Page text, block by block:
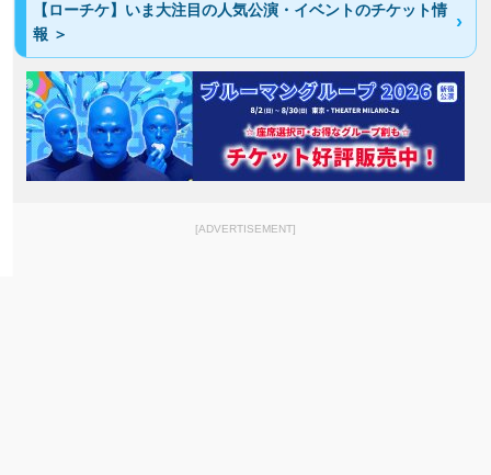
【ローチケ】いま大注目の人気公演・イベントのチケット情
報 ＞
[ADVERTISEMENT]